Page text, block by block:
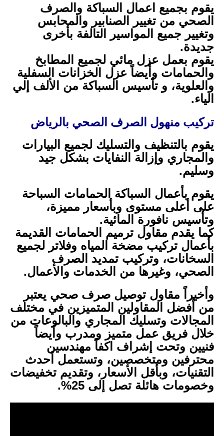
يقوم بجميع اعمال السباكة والصرف
الصحي من تغيير الصنابير والمحابس
وتغيير جميع المواسير التالفة بأخرى
جديدة.
يقوم بعمل عزل مائي لجميع المطابخ
والحمامات وأيضاً عزل الخزانات السفلية
والعلوية، و تأسيس السباكة من الألف إلي
الياء.
تركيب منهول الصرف الصحي بالرياض
يقوم بالتنظيف والتسليك لجميع البيارات
والمجاري وإزالة النفايات بشكل جيد
وسليم.
يقوم بأعمال السباكة الحمامات السباحة
على أعلى مستوى وبأسعار مميزة،
وتأسيس نافورة المائية.
كما يقدم مقاول ترميم الحمامات القديمة
بأعمال تركيب مضخة المياه وفلاتر لجميع
السخانات، وتركيب تمديد الصرف
الصحي، وغيرها من الخدمات والأعمال.
وأخيراً مقاول توصيل صرف صحي يعتبر
من أفضل المقاولين المتميزين في مختلف
المجالات وتسليك المجاري والبالوعات من
خلال فريق عمل متميز ومدرب وأيضاً
فنيين وتحت إشراف اكفاً مهندسين
محترفين ومتخصصين، وتستعمل أحدث
التقنيات، وبأقل الأسعار، وتقديم تخفيضات
وخصومات هائلة تصل إلى 25%.